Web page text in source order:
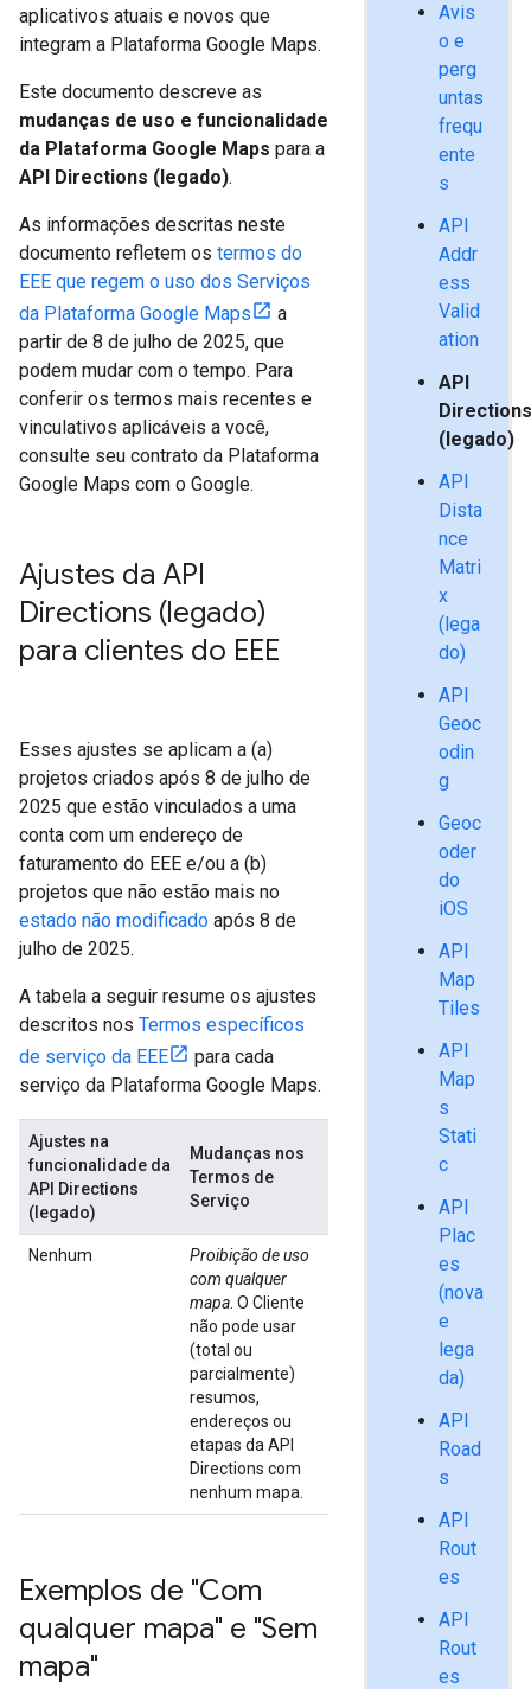
Avis
o e
perg
untas
frequ
ente
s
API
Addr
ess
Valid
ation
API
(legado)
API
Dista
nce
Matri
x
(lega
do)
API
Geoc
odin
g
Geoc
oder
do
iOS
API
Map
Tiles
API
Map
s
Stati
c
API
Plac
es
(nova
e
lega
da)
API
Road
s
API
Rout
es
API
Rout
es
aplicativos atuais e novos que
integram a Plataforma Google Maps.
Este documento descreve as
mudanças de uso e funcionalidade
da Plataforma Google Maps para a
API Directions (legado).
As informações descritas neste
documento refletem os termos do
EEE que regem o uso dos Serviços
da Plataforma Google Maps
a
partir de 8 de julho de 2025, que
podem mudar com o tempo. Para
conferir os termos mais recentes e
vinculativos aplicáveis a você,
consulte seu contrato da Plataforma
Google Maps com o Google.
Ajustes da API
Directions (legado)
para clientes do EEE
Esses ajustes se aplicam a (a)
projetos criados após 8 de julho de
2025 que estão vinculados a uma
conta com um endereço de
faturamento do EEE e/ou a (b)
projetos que não estão mais no
estado não modificado após 8 de
julho de 2025.
A tabela a seguir resume os ajustes
descritos nos Termos específicos
de serviço da EEE
para cada
serviço da Plataforma Google Maps.
Ajustes na
funcionalidade da
API Directions
(legado)
Mudanças nos
Termos de
Serviço
Nenhum
Proibição de uso
com qualquer
mapa . O Cliente
não pode usar
(total ou
parcialmente)
resumos,
endereços ou
etapas da API
Directions com
nenhum mapa.
Exemplos de "Com
qualquer mapa" e "Sem
mapa"